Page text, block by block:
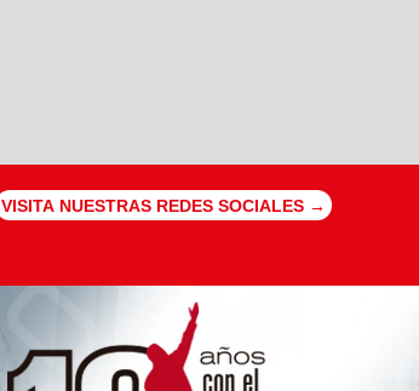
VISITA NUESTRAS REDES SOCIALES →